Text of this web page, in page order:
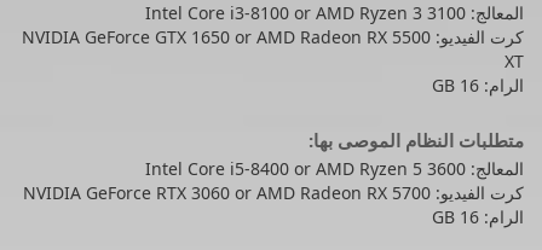
المعالج: Intel Core i3-8100 or AMD Ryzen 3 3100
كرت الفيديو: NVIDIA GeForce GTX 1650 or AMD Radeon RX 5500
XT
الرام: 16 GB
متطلبات النظام الموصى بها:
المعالج: Intel Core i5-8400 or AMD Ryzen 5 3600
كرت الفيديو: NVIDIA GeForce RTX 3060 or AMD Radeon RX 5700
الرام: 16 GB